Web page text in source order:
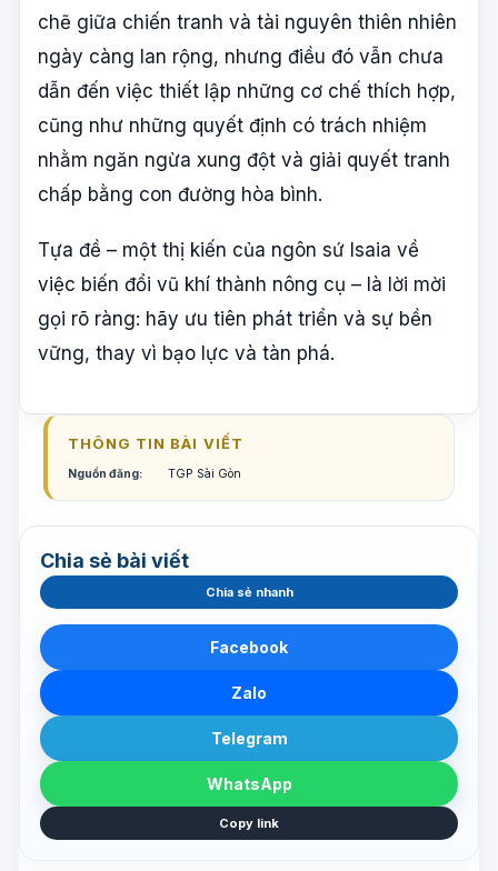
chẽ giữa chiến tranh và tài nguyên thiên nhiên
ngày càng lan rộng, nhưng điều đó vẫn chưa
dẫn đến việc thiết lập những cơ chế thích hợp,
cũng như những quyết định có trách nhiệm
nhằm ngăn ngừa xung đột và giải quyết tranh
chấp bằng con đường hòa bình.
Tựa đề – một thị kiến của ngôn sứ Isaia về
việc biến đổi vũ khí thành nông cụ – là lời mời
gọi rõ ràng: hãy ưu tiên phát triển và sự bền
vững, thay vì bạo lực và tàn phá.
THÔNG TIN BÀI VIẾT
Nguồn đăng: TGP Sài Gòn
Chia sẻ bài viết
Chia sẻ nhanh
Facebook
Zalo
Telegram
WhatsApp
Copy link